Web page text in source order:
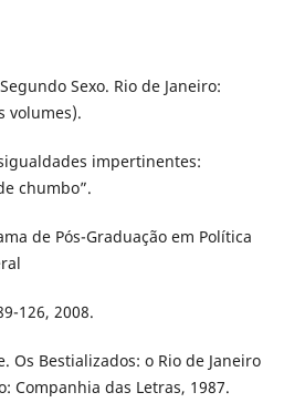
Sexo. Rio de Janeiro:
volumes).
impertinentes:
chumbo”.
de Pós-Graduação em Política
126, 2008.
Os Bestializados: o Rio de Janeiro
Companhia das Letras, 1987.